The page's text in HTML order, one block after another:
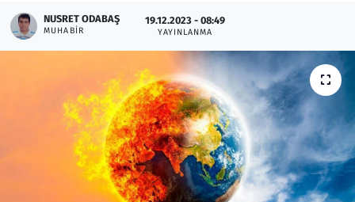
NUSRET ODABAŞ
MUHABIR
19.12.2023 - 08:49
YAYINLANMA
Otomobil
Oyun
Ramazan
Resmi İlanlar
Rüya Tabirleri